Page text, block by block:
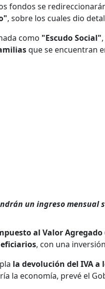
fondos se
, sobre los cuales dio
como "Escudo Social"
que se encuentran
un ingreso
al Valor Agregado
, con una
la devolución del IVA
la economía, prevé el